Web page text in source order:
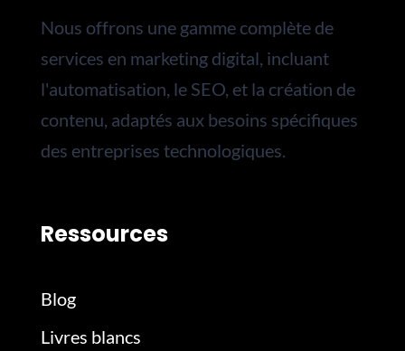
Nous offrons une gamme complète de
services en marketing digital, incluant
l'automatisation, le SEO, et la création de
contenu, adaptés aux besoins spécifiques
des entreprises technologiques.
Ressources
Blog
Livres blancs